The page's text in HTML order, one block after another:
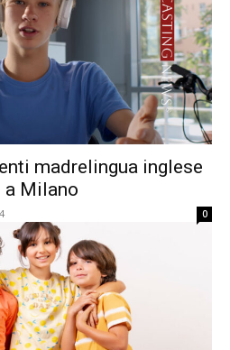
madrelingua inglese
a Milano
0